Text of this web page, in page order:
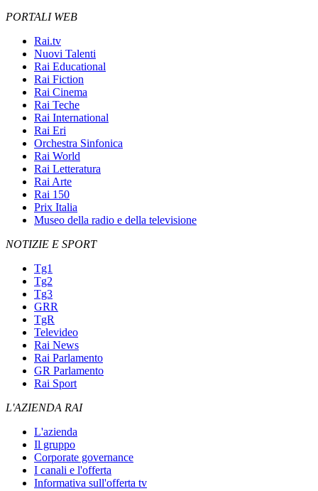
PORTALI WEB
Rai.tv
Nuovi Talenti
Rai Educational
Rai Fiction
Rai Cinema
Rai Teche
Rai International
Rai Eri
Orchestra Sinfonica
Rai World
Rai Letteratura
Rai Arte
Rai 150
Prix Italia
Museo della radio e della televisione
NOTIZIE E SPORT
Tg1
Tg2
Tg3
GRR
TgR
Televideo
Rai News
Rai Parlamento
GR Parlamento
Rai Sport
L'AZIENDA RAI
L'azienda
Il gruppo
Corporate governance
I canali e l'offerta
Informativa sull'offerta tv